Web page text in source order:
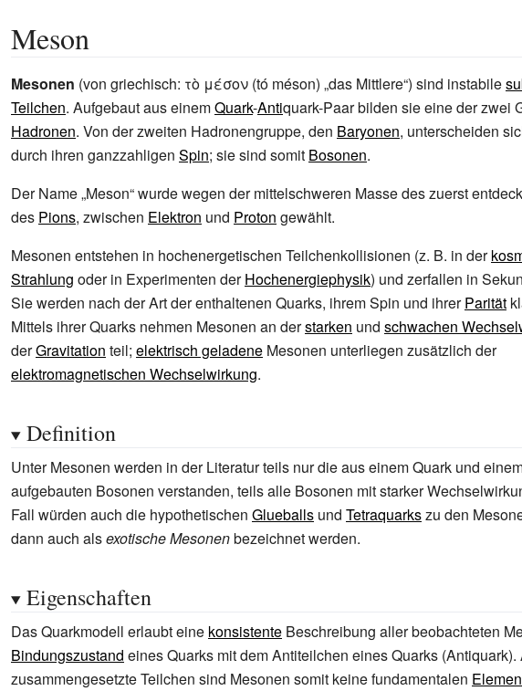
Meson
Mesonen (von griechisch: τὸ μέσον (tó méson) „das Mittlere“) sind instabile
Teilchen. Aufgebaut aus einemQuark-Antiquark-Paar bilden sie eine der zwei
Hadronen. Von der zweiten Hadronengruppe, den Baryonen, unterscheiden
durch ihren ganzzahligen Spin; sie sind somit Bosonen.
Der Name „Meson“ wurde wegen der mittelschweren Masse des zuerst
des Pions, zwischen Elektron und Proton gewählt.
Mesonen entstehen in hochenergetischen Teilchenkollisionen (z. B. in der
Strahlung oder in Experimenten derHochenergiephysik) und zerfallen in
Sie werden nach der Art der enthaltenen Quarks, ihrem Spin und ihrerParität
Mittels ihrer Quarks nehmen Mesonen an derstarken und schwachen
derGravitation teil; elektrisch geladene Mesonen unterliegen zusätzlich der
elektromagnetischen Wechselwirkung.
Definition
Unter Mesonen werden in der Literatur teils nur die aus einem Quark und
aufgebauten Bosonen verstanden, teils alle Bosonen mit starker
Fall würden auch die hypothetischen Glueballs und Tetraquarkszu den
dann auch alsexotische Mesonenbezeichnet werden.
Eigenschaften
Das Quarkmodell erlaubt eine konsistente Beschreibung aller beobachteten
Bindungszustand eines Quarks mit dem Antiteilchen eines Quarks (Antiquark).
zusammengesetzte Teilchen sind Mesonen somit keine fundamentalen